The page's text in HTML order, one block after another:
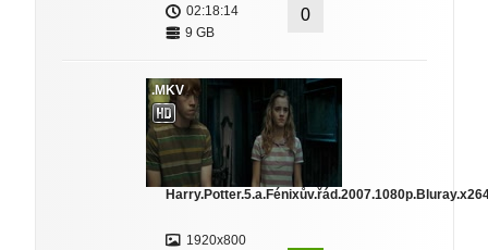
02:18:14
9 GB
0
.MKV
1920x800